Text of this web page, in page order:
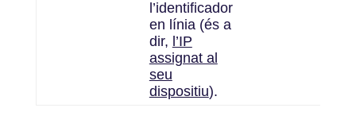
l’identificador
en línia (és a
dir, l’IP
assignat al
seu
dispositiu).